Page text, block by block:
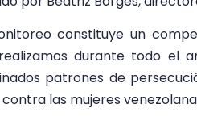
constituye un
durante todo el
patrones de
las mujeres